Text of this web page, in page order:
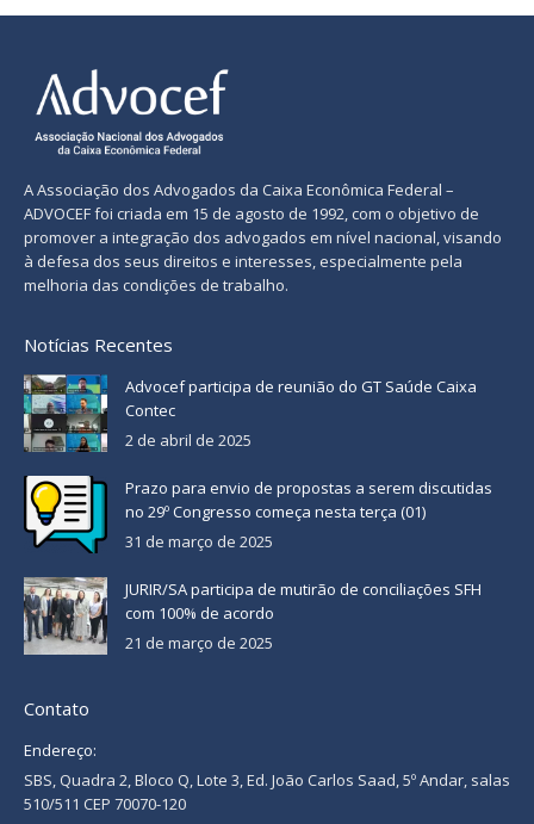
A Associação dos Advogados da Caixa Econômica Federal –
ADVOCEF foi criada em 15 de agosto de 1992, com o objetivo de
promover a integração dos advogados em nível nacional, visando
à defesa dos seus direitos e interesses, especialmente pela
melhoria das condições de trabalho.
Notícias Recentes
Advocef participa de reunião do GT Saúde Caixa
Contec
2 de abril de 2025
Prazo para envio de propostas a serem discutidas
no 29º Congresso começa nesta terça (01)
31 de março de 2025
JURIR/SA participa de mutirão de conciliações SFH
com 100% de acordo
21 de março de 2025
Contato
Endereço:
SBS, Quadra 2, Bloco Q, Lote 3, Ed. João Carlos Saad, 5º Andar, salas
510/511 CEP 70070-120